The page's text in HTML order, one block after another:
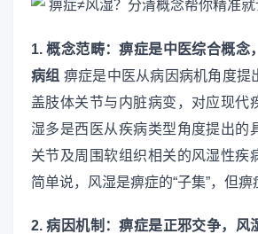
1. 概念范畴：痹症是中医综合概念
病组 痹症是中医从病因病机角度提
盖肢体关节与内脏病变，对应现代
湿多是西医从疾病类型角度提出的
关节及周围软组织相关的风湿性疾
简单说，风湿是痹症的“子集”，但痹
2. 病因机制：痹症是正邪交争，风